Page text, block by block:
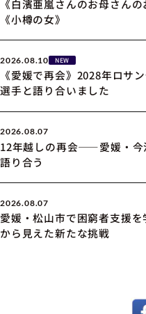
《白濱亜嵐さんのお母さん
《小樽の女》
2026.08.10 NEW
《愛媛で再会》2028年ロサ
選手と語り合いました
2026.08.07
12年越しの再会――愛媛・今
語り合う
2026.08.07
愛媛・松山市で困窮者支援
から見えた新たな挑戦